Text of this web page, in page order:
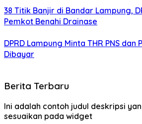
38 Titik Banjir di Bandar Lampung,
Pemkot Benahi Drainase
DPRD Lampung Minta THR PNS dan
Dibayar
Berita Terbaru
Ini adalah contoh judul deskripsi
sesuaikan pada widget